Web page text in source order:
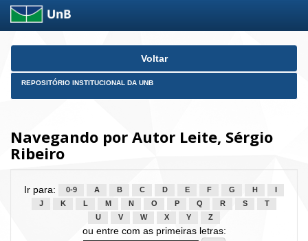
Skip
Voltar
REPOSITÓRIO INSTITUCIONAL DA UNB
Navegando por Autor Leite, Sérgio
Ribeiro
Ir para: 0-9 A B C D E F G H
J
K L M N O P Q R S
T
U
V W X Y Z
ou entre com as primeiras letras: